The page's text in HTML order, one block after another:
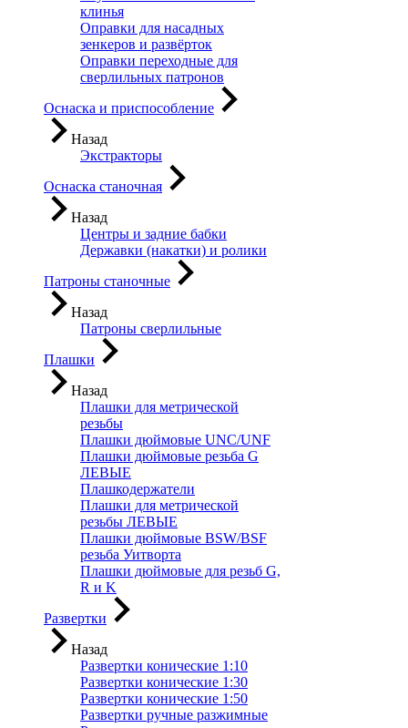
клинья
Оправки для насадных
зенкеров и развёрток
Оправки переходные для
сверлильных патронов
Оснаска и приспособление
Назад
Экстракторы
Оснаска станочная
Назад
Центры и задние бабки
Державки (накатки) и ролики
Патроны станочные
Назад
Патроны сверлильные
Плашки
Назад
Плашки для метрической
резьбы
Плашки дюймовые UNC/UNF
Плашки дюймовые резьба G
ЛЕВЫЕ
Плашкодержатели
Плашки для метрической
резьбы ЛЕВЫЕ
Плашки дюймовые BSW/BSF
резьба Уитворта
Плашки дюймовые для резьб G,
R и K
Развертки
Назад
Развертки конические 1:10
Развертки конические 1:30
Развертки конические 1:50
Развертки ручные разжимные